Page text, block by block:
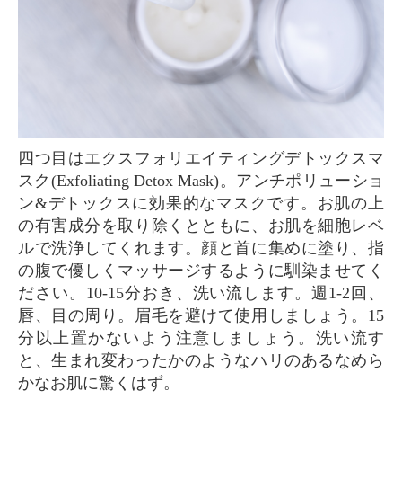
四つ目はエクスフォリエイティングデトックスマ
スク(Exfoliating Detox Mask)。アンチポリューショ
ン&デトックスに効果的なマスクです。お肌の上
の有害成分を取り除くとともに、お肌を細胞レベ
ルで洗浄してくれます。顔と首に集めに塗り、指
の腹で優しくマッサージするように馴染ませてく
ださい。10-15分おき、洗い流します。週1-2回、
唇、目の周り。眉毛を避けて使用しましょう。15
分以上置かないよう注意しましょう。洗い流す
と、生まれ変わったかのようなハリのあるなめら
かなお肌に驚くはず。